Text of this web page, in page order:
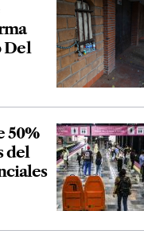
Del
50%
del